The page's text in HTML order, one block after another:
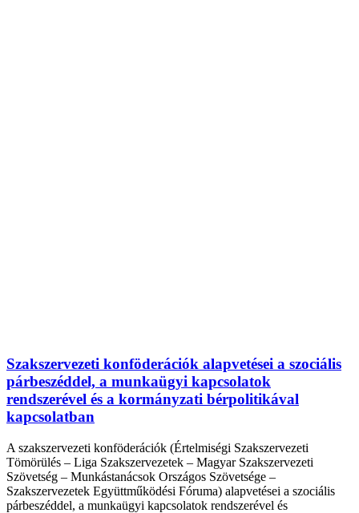
Szakszervezeti konföderációk alapvetései a szociális
párbeszéddel, a munkaügyi kapcsolatok
rendszerével és a kormányzati bérpolitikával
kapcsolatban
A szakszervezeti konföderációk (Értelmiségi Szakszervezeti
Tömörülés – Liga Szakszervezetek – Magyar Szakszervezeti
Szövetség – Munkástanácsok Országos Szövetsége –
Szakszervezetek Együttműködési Fóruma) alapvetései a szociális
párbeszéddel, a munkaügyi kapcsolatok rendszerével és